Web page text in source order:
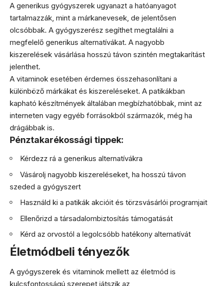
A generikus gyógyszerek ugyanazt a hatóanyagot
tartalmazzák, mint a márkanevesek, de jelentősen
olcsóbbak. A gyógyszerész segíthet megtalálni a
megfelelő generikus alternatívákat. A nagyobb
kiszerelések vásárlása hosszú távon szintén megtakarítást
jelenthet.
A vitaminok esetében érdemes összehasonlítani a
különböző márkákat és kiszereléseket. A patikákban
kapható készítmények általában megbízhatóbbak, mint az
interneten vagy egyéb forrásokból származók, még ha
drágábbak is.
Pénztakarékossági tippek:
Kérdezz rá a generikus alternatívákra
Vásárolj nagyobb kiszereléseket, ha hosszú távon
szeded a gyógyszert
Használd ki a patikák akcióit és törzsvásárlói programjait
Ellenőrizd a társadalombiztosítás támogatását
Kérd az orvostól a legolcsóbb hatékony alternatívát
Életmódbeli tényezők
A gyógyszerek és vitaminok mellett az életmód is
kulcsfontosságú szerepet játszik az